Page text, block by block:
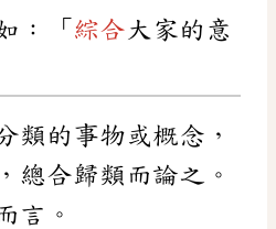
：「 綜合 大家的意
類的事物或概念，
總合歸類而論之。
言。